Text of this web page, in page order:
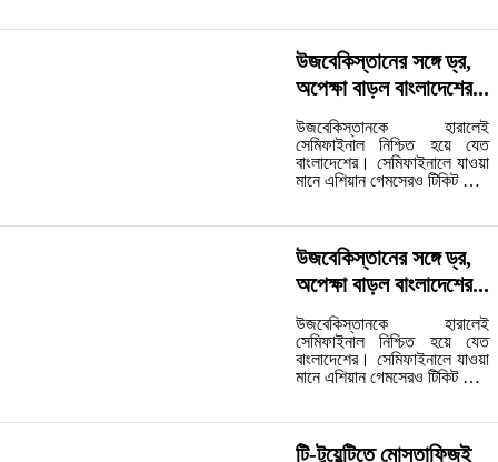
ইসলাম বুলবুল। জাতীয় ক্রীড়া
পরিষদের (এনএসসি) তদন্ত
প্রতিবেদনকে ‘ত্রুটিপূর্ণ ও
উজবেকিস্তানের সঙ্গে ড্র,
অপেক্ষা বাড়ল বাংলাদেশের...
‎উজবেকিস্তানকে হারালেই
সেমিফাইনাল নিশ্চিত হয়ে যেত
বাংলাদেশের। সেমিফাইনালে যাওয়া
মানে এশিয়ান গেমসেরও টিকিট হাতে
বাছাইপর্বে আজ উজবেকিস্তানের
সঙ্গে ১-১ গোলে ড্র করে পয়েন্ট
খুইয়েছে।...…
উজবেকিস্তানের সঙ্গে ড্র,
অপেক্ষা বাড়ল বাংলাদেশের...
‎উজবেকিস্তানকে হারালেই
সেমিফাইনাল নিশ্চিত হয়ে যেত
বাংলাদেশের। সেমিফাইনালে যাওয়া
মানে এশিয়ান গেমসেরও টিকিট হাতে
বাছাইপর্বে আজ উজবেকিস্তানের
টি-টুয়েন্টিতে মোস্তাফিজই